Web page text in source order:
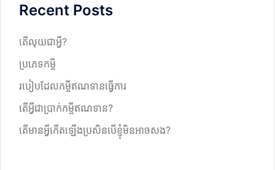
c
Recent Posts
តើលុយជាអ្វី?
ប្រភេទកម្ចី
របៀបដែលកម្ចីឥណទានធ្វើការ
តើអ្វីជាប្រាក់កម្ចីឥណទាន?
តើមានអ្វីកើតឡើងប្រសិនបើខ្ញុំមិនអាចសង?